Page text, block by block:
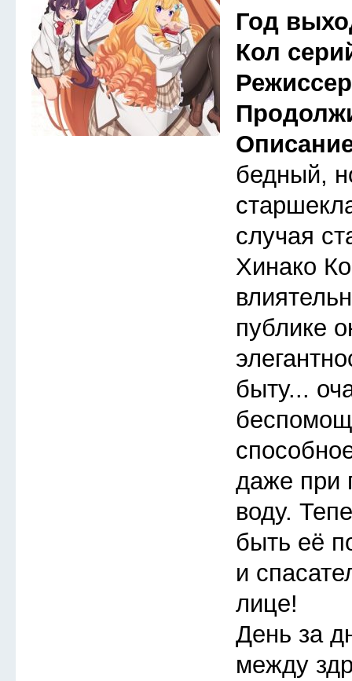
Год
Кол
бедный,
случая
Хинако
публике
быту...
даже при
воду.
быть её
и
лице!
День за
между